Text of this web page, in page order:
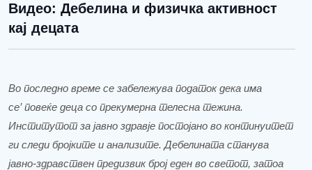
Видео: Дебелина и физичка активност
кај децата
Во последно време се забележува податок дека има
се’повеќе деца со прекумерна телесна тежина.
Институтот за јавно здравје постојано во континуитет
ги следи бројките и анализите. Дебелината станува
јавно-здравствен предизвик број еден во светот, затоа